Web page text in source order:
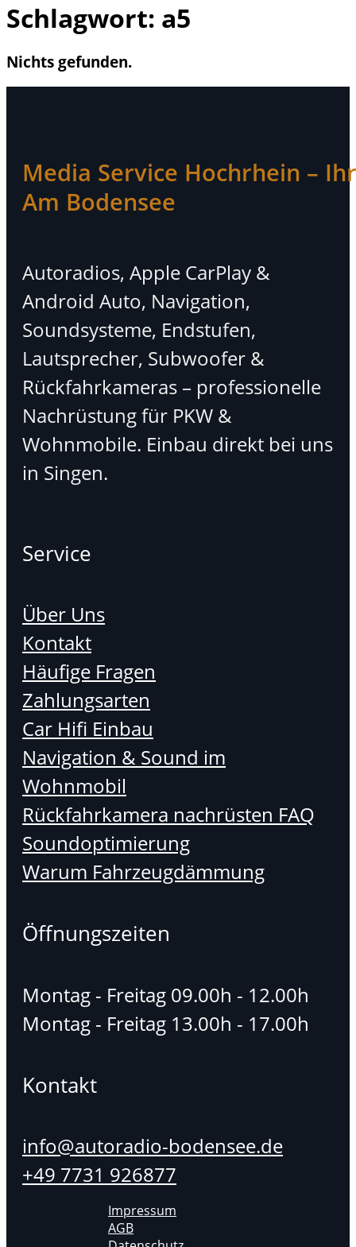
Schlagwort: a5
Nichts gefunden.
Media Service Hochrhein –
Am Bodensee
Autoradios, Apple CarPlay &
Android Auto, Navigation,
Soundsysteme, Endstufen,
Lautsprecher, Subwoofer &
Rückfahrkameras – professionelle
Nachrüstung für PKW &
Wohnmobile. Einbau direkt bei uns
in Singen.
Service
Über Uns
Kontakt
Häufige Fragen
Zahlungsarten
Car Hifi Einbau
Navigation & Sound im
Wohnmobil
Rückfahrkamera nachrüsten FAQ
Soundoptimierung
Warum Fahrzeugdämmung
Öffnungszeiten
Montag - Freitag 09.00h - 12.00h
Montag - Freitag 13.00h - 17.00h
Kontakt
info@autoradio-bodensee.de
+49 7731 926877
Impressum
AGB